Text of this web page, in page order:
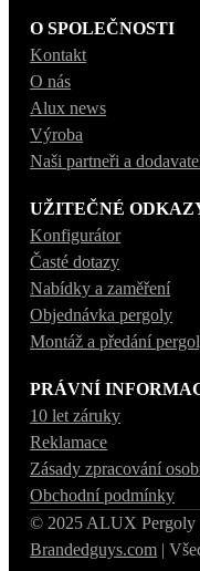
O SPOLEČNOSTI
Kontakt
O nás
Alux news
Výroba
Naši partneři a
UŽITEČNÉ
Konfigurátor
Časté dotazy
Nabídky a zaměření
Objednávka pergoly
Montáž a předání
PRÁVNÍ
10 let záruky
Reklamace
Zásady zpracování
Obchodní podmínky
© 2025 ALUX Pergoly
Brandedguys.com |